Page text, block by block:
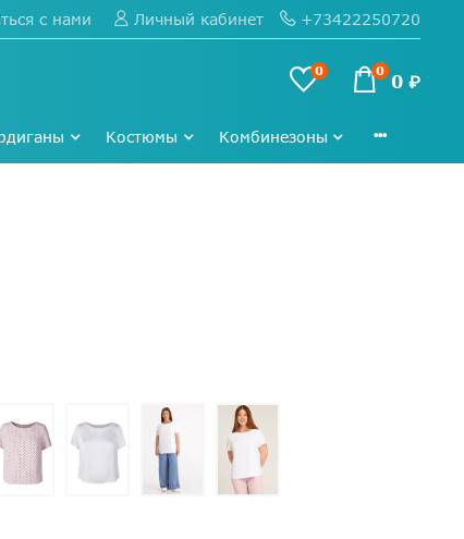
с нами Личный кабинет +73422250720
0 0 0 ₽
Костюмы Комбинезоны